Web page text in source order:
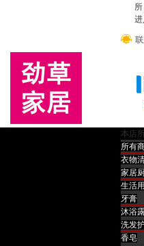
所
本店
所有
衣物
家居
生活
牙膏
沐浴
洗发
香皂